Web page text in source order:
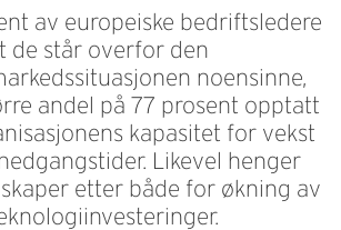
av europeiske bedriftsledere
de står overfor den
noensinne,
andel på 77 prosent opptatt
kapasitet for vekst
Likevel henger
etter både for økning av